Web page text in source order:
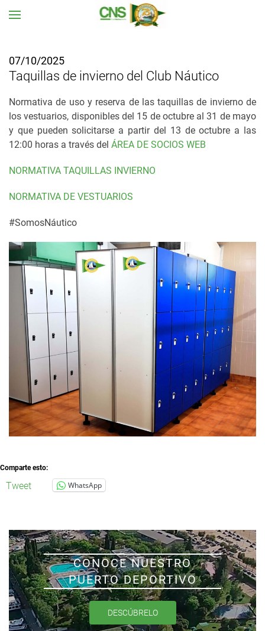
07/10/2025
Taquillas de invierno del Club Náutico
Normativa de uso y reserva de las taquillas de invierno de
los vestuarios, disponibles del 15 de octubre al 31 de mayo
y que pueden solicitarse a partir del 13 de octubre a las
12:00 horas a través del ÁREA DE SOCIOS WEB
NORMATIVA TAQUILLAS INVIERNO
NORMATIVA DE VESTUARIOS
#SomosNáutico
Comparte esto:
Tweet WhatsApp
CONOCE NUESTRO
PUERTO DEPORTIVO
DESCÚBRELO